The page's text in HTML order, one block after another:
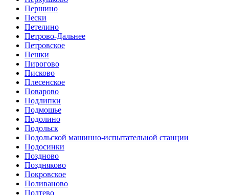
Першино
Пески
Петелино
Петрово-Дальнее
Петровское
Пешки
Пирогово
Писково
Плесенское
Поварово
Подлипки
Подмошье
Подолино
Подольск
Подольской машинно-испытательной станции
Подосинки
Поздново
Поздняково
Покровское
Поливаново
Полтево